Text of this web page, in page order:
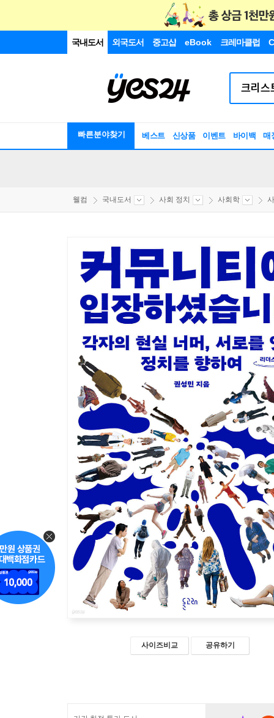
국내도서 외국도서 중고샵 eBook 크레마클럽
빠른분야찾기 베스트 신상품 이벤트 바이백 매
웰컴 국내도서 사회 정치 사회학
사이즈비교 공유하기